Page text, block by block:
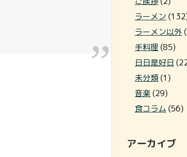
ラーメン
ラーメン以外
手料理 (85)
日日是好日
未分類(1)
音楽(29)
食コラム (56)
アーカイブ